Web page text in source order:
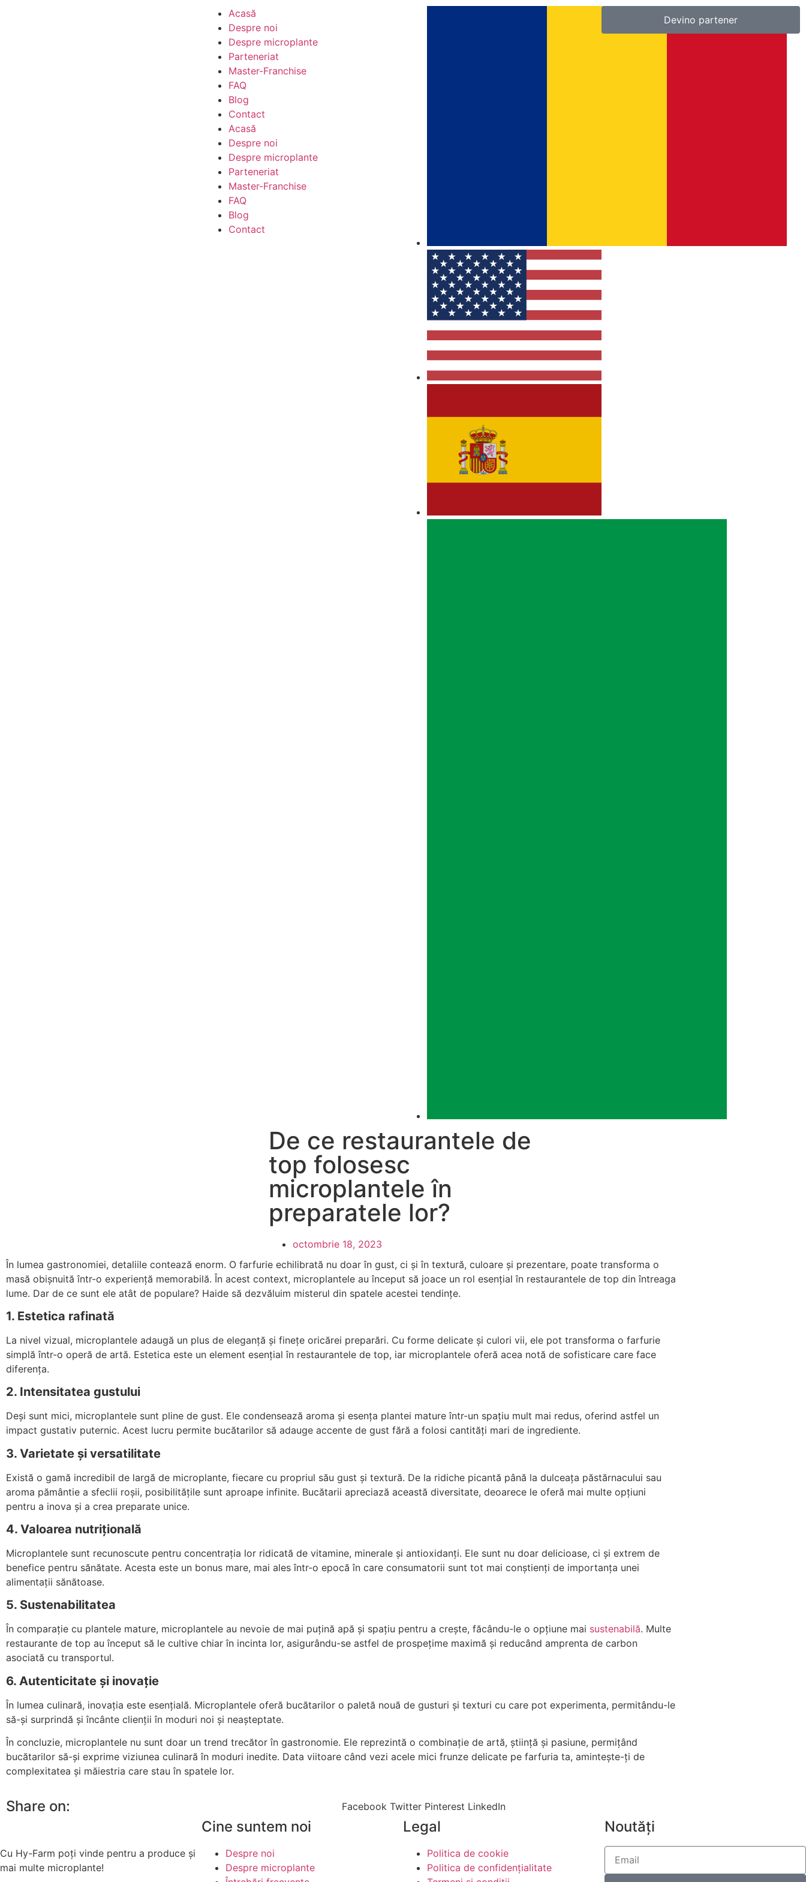
Acasă
Despre noi
Despre microplante
Parteneriat
Master-Franchise
FAQ
Blog
Contact
Acasă
Despre noi
Despre microplante
Parteneriat
Master-Franchise
FAQ
Blog
Contact
Devino partener
De ce restaurantele de
top folosesc
microplantele în
preparatele lor?
octombrie 18, 2023
În lumea gastronomiei, detaliile contează enorm. O farfurie echilibrată nu doar în gust, ci și în textură, culoare și prezentare, poate transforma o
masă obișnuită într-o experiență memorabilă. În acest context, microplantele au început să joace un rol esențial în restaurantele de top din întreaga
lume. Dar de ce sunt ele atât de populare? Haide să dezvăluim misterul din spatele acestei tendințe.
1. Estetica rafinată
La nivel vizual, microplantele adaugă un plus de eleganță și finețe oricărei preparări. Cu forme delicate și culori vii, ele pot transforma o farfurie
simplă într-o operă de artă. Estetica este un element esențial în restaurantele de top, iar microplantele oferă acea notă de sofisticare care face
diferența.
2. Intensitatea gustului
Deși sunt mici, microplantele sunt pline de gust. Ele condensează aroma și esența plantei mature într-un spațiu mult mai redus, oferind astfel un
impact gustativ puternic. Acest lucru permite bucătarilor să adauge accente de gust fără a folosi cantități mari de ingrediente.
3. Varietate și versatilitate
Există o gamă incredibil de largă de microplante, fiecare cu propriul său gust și textură. De la ridiche picantă până la dulceața păstărnacului sau
aroma pământie a sfeclii roșii, posibilitățile sunt aproape infinite. Bucătarii apreciază această diversitate, deoarece le oferă mai multe opțiuni
pentru a inova și a crea preparate unice.
4. Valoarea nutrițională
Microplantele sunt recunoscute pentru concentrația lor ridicată de vitamine, minerale și antioxidanți. Ele sunt nu doar delicioase, ci și extrem de
benefice pentru sănătate. Acesta este un bonus mare, mai ales într-o epocă în care consumatorii sunt tot mai conștienți de importanța unei
alimentații sănătoase.
5. Sustenabilitatea
În comparație cu plantele mature, microplantele au nevoie de mai puțină apă și spațiu pentru a crește, făcându-le o opțiune mai sustenabilă. Multe
restaurante de top au început să le cultive chiar în incinta lor, asigurându-se astfel de prospețime maximă și reducând amprenta de carbon
asociată cu transportul.
6. Autenticitate și inovație
În lumea culinară, inovația este esențială. Microplantele oferă bucătarilor o paletă nouă de gusturi și texturi cu care pot experimenta, permitându-le
să-și surprindă și încânte clienții în moduri noi și neașteptate.
În concluzie, microplantele nu sunt doar un trend trecător în gastronomie. Ele reprezintă o combinație de artă, știință și pasiune, permițând
bucătarilor să-și exprime viziunea culinară în moduri inedite. Data viitoare când vezi acele mici frunze delicate pe farfuria ta, amintește-ți de
complexitatea și măiestria care stau în spatele lor.
Share on: Facebook Twitter Pinterest LinkedIn
Cu Hy-Farm poți vinde pentru a produce și
mai multe microplante!
Cine suntem noi
Despre noi
Despre microplante
Legal
Politica de cookie
Politica de confidențialitate
Noutăți